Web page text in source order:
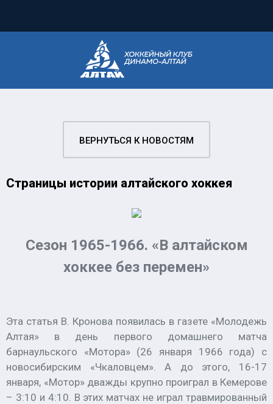
ВЕРНУТЬСЯ К НОВОСТЯМ
Страницы истории алтайского хоккея
Сезон 1965-1966. «В алтайском
хоккее без перемен»
Эта статья В. Кронова появилась в газете «Молодежь
Алтая» в день первого домашнего матча
барнаульского «Мотора» (26 января 1966 года) с
новосибирским «Чкаловцем». А до этого, 16-17
января, «Мотор» дважды крупно проиграл в Кемерове
– 3:10 и 4:10. В этих матчах не играл травмированный